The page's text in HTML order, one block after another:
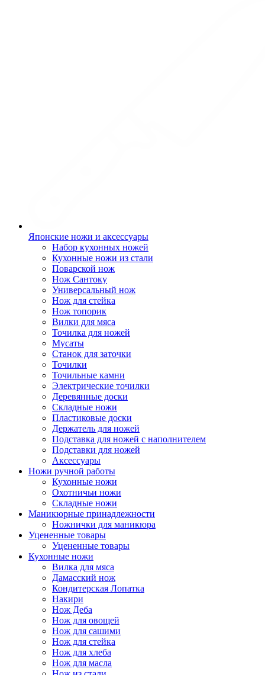
Японские ножи и аксессуары
Набор кухонных ножей
Кухонные ножи из стали
Поварской нож
Нож Сантоку
Универсальный нож
Нож для стейка
Нож топорик
Вилки для мяса
Точилка для ножей
Мусаты
Станок для заточки
Точилки
Точильные камни
Электрические точилки
Деревянные доски
Складные ножи
Пластиковые доски
Держатель для ножей
Подставка для ножей с наполнителем
Подставки для ножей
Аксессуары
Ножи ручной работы
Кухонные ножи
Охотничьи ножи
Складные ножи
Маникюрные принадлежности
Ножнички для маникюра
Уцененные товары
Уцененные товары
Кухонные ножи
Вилка для мяса
Дамасский нож
Кондитерская Лопатка
Накири
Нож Деба
Нож для овощей
Нож для сашими
Нож для стейка
Нож для хлеба
Нож для масла